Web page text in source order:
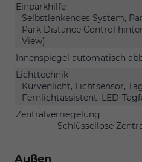
Einparkhilfe
Selbstlenkendes System,
Park Distance Control
View)
Innenspiegel automatisch
Lichttechnik
Kurvenlicht, Lichtsensor,
Fernlichtassistent, LED-
Zentralverriegelung
Schlüssellose
Außen